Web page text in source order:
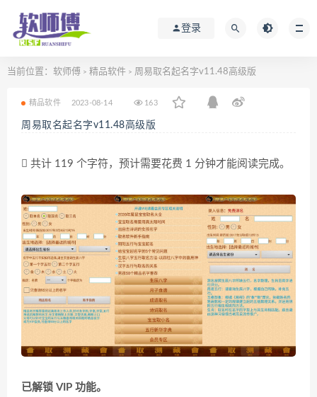
登录
当前位置： 软师傅 > 精品软件 > 周易取名起名字v11.48高级版
精品软件 2023-08-14 163
周易取名起名字v11.48高级版
共计 119 个字符，预计需要花费 1 分钟才能阅读完成。
已解锁 VIP 功能。